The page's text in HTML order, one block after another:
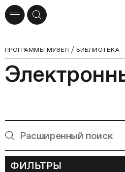
ПРОГРАММЫ МУЗЕЯ БИБЛИОТЕКА
ФИЛЬТРЫ